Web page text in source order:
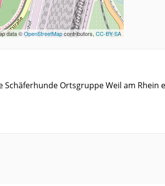
data ©OpenStreetMapcontributors, CC-BY-SA
Schäferhunde Ortsgruppe Weil am Rhein